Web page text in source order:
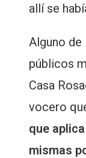
allí se
Alguno
públicos
Casa
vocero
que
mismas